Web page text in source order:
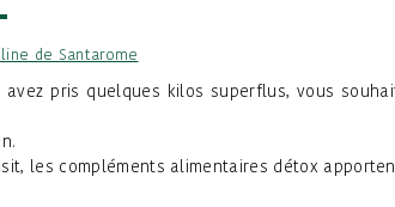
de Santarome
pris quelques kilos superflus, vous
les compléments alimentaires détox